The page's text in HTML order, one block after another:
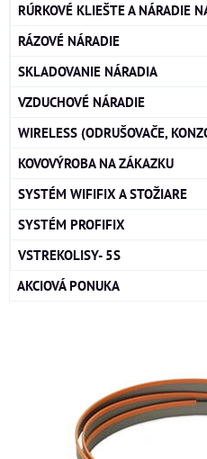
RÚRKOVÉ KLIEŠTE A NÁRADIE
RÁZOVÉ NÁRADIE
SKLADOVANIE NÁRADIA
VZDUCHOVÉ NÁRADIE
WIRELESS (ODRUŠOVAČE,
KOVOVÝROBA NA ZÁKAZKU
SYSTÉM WIFIFIX A STOŽIARE
SYSTÉM PROFIFIX
VSTREKOLISY- 5S
AKCIOVÁ PONUKA